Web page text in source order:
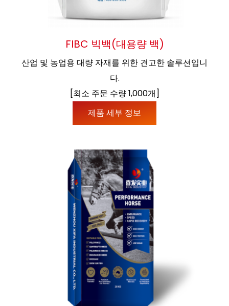
FIBC 빅백(대용량 백)
산업 및 농업용 대량 자재를 위한 견고한 솔루션입니
다.
[최소 주문 수량 1,000개]
제품 세부 정보